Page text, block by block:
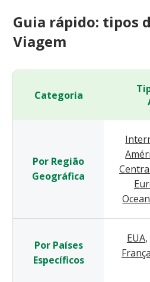
Guia rápido: tipos
Viagem
Categoria
Por Região
Geográfica
Por Países
Específicos
EUA,
França